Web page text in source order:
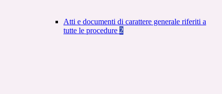
Atti e documenti di carattere generale riferiti a
tutte le procedure 2